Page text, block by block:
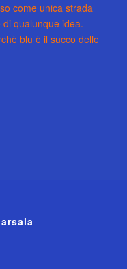
come unica strada
qualunque idea.
blu è il succo delle